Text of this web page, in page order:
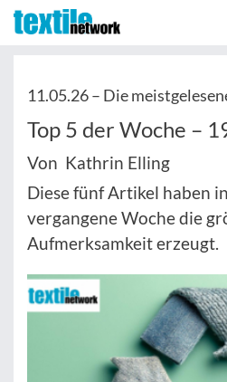
11.05.26 – Die
Top 5 der Woche –
Von Kathrin Elling
Diese fünf Artikel haben
vergangene Woche die
Aufmerksamkeit erzeugt.